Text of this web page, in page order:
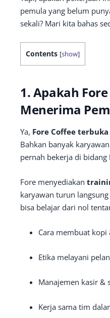
pemula yang belum
sekali? Mari kita bahas
Contents [show]
1. Apakah
Menerima
Ya, Fore Coffee
Bahkan banyak
pernah bekerja di bidang
Fore menyediakan
karyawan turun
bisa belajar dari nol
Cara membuat kopi
Etika melayani
Manajemen kasir &
Kerja sama tim